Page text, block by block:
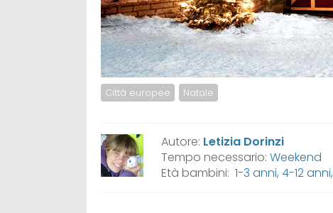
Città europee Natale
Autore: Letizia Dorinzi
Tempo necessario: Weekend
Età bambini: 1-3 anni, 4-12 anni,